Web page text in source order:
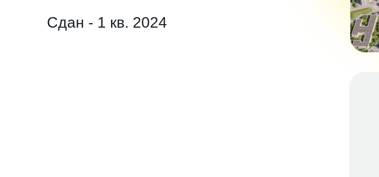
Сдан - 1 кв. 2024